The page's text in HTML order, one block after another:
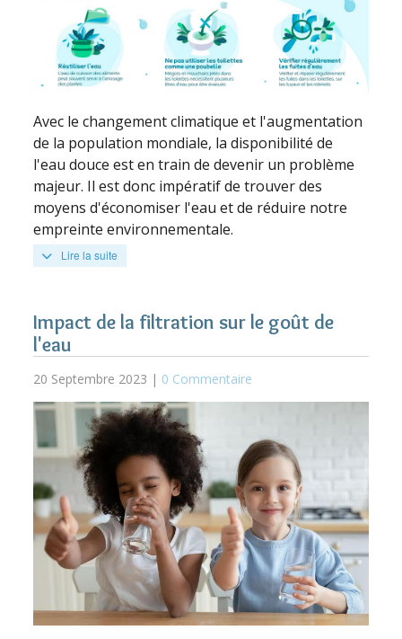
Avec le changement climatique et l'augmentation
de la population mondiale, la disponibilité de
l'eau douce est en train de devenir un problème
majeur. Il est donc impératif de trouver des
moyens d'économiser l'eau et de réduire notre
empreinte environnementale.
Lire la suite
Impact de la filtration sur le goût de
l'eau
20 Septembre 2023 | 0 Commentaire